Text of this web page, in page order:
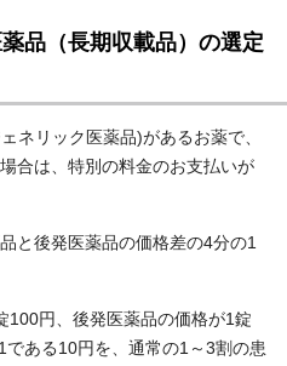
品（長期収載品）の選定
ネリック医薬品)があるお薬で、
合は、特別の料金のお支払いが
と後発医薬品の価格差の4分の1
100円、後発医薬品の価格が1錠
ある10円を、通常の1～3割の患